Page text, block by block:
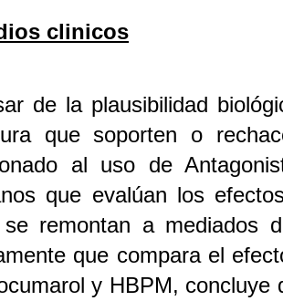
clinicos
de la plausibilidad
que soporten o
al uso de
que evalúan los
se remontan a mediados
que compara el
y HBPM, concluye